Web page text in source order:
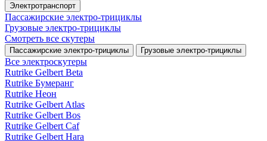
Электротранспорт
Пассажирские электро‑трициклы
Грузовые электро‑трициклы
Смотреть все скутеры
Пассажирские электро‑трициклы Грузовые электро‑трициклы
Все электро­скутеры
Rutrike Gelbert Beta
Rutrike Бумеранг
Rutrike Неон
Rutrike Gelbert Atlas
Rutrike Gelbert Bos
Rutrike Gelbert Caf
Rutrike Gelbert Hara